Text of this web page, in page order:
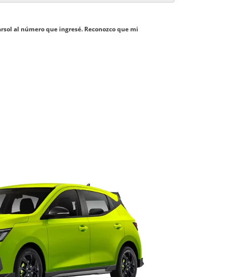
al número que ingresé. Reconozco que mi